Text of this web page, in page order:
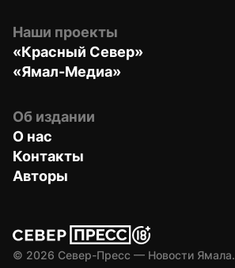
Наши проекты
«Красный Север»
«Ямал-Медиа»
Об издании
О нас
Контакты
Авторы
© 2026 Север-Пресс — Новости Ямала.